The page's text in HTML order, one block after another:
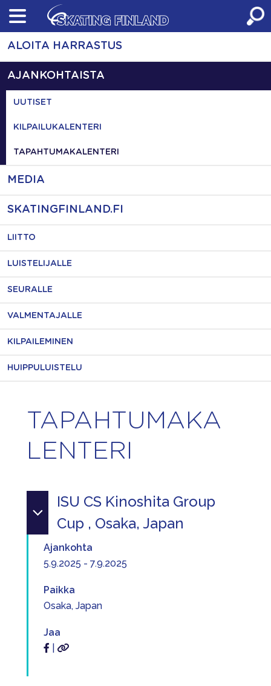
Skip
content
ALOITA HARRASTUS
AJANKOHTAISTA
UUTISET
KILPAILUKALENTERI
TAPAHTUMAKALENTERI
MEDIA
SKATINGFINLAND.FI
LIITTO
LUISTELIJALLE
SEURALLE
VALMENTAJALLE
KILPAILEMINEN
HUIPPULUISTELU
TAPAHTUMAKA
LENTERI
ISU CS Kinoshita Group
Cup , Osaka, Japan
Ajankohta
5.9.2025 - 7.9.2025
Paikka
Osaka, Japan
Jaa